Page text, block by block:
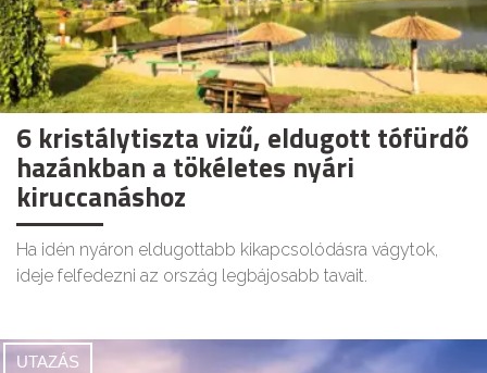
6 kristálytiszta vizű, eldugott tófürdő
hazánkban a tökéletes nyári
kiruccanáshoz
Ha idén nyáron eldugottabb kikapcsolódásra vágytok,
ideje felfedezni az ország legbájosabb tavait.
UTAZÁS